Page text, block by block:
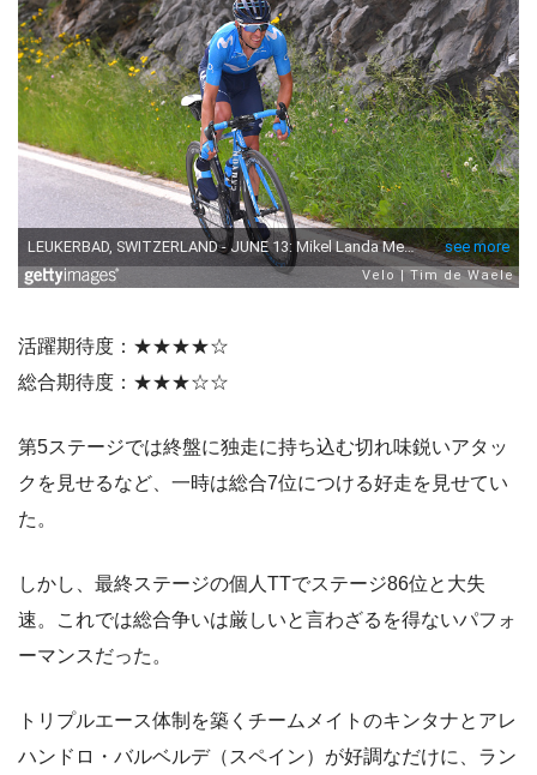
活躍期待度：★★★★☆
総合期待度：★★★☆☆
第5ステージでは終盤に独走に持ち込む切れ味鋭いアタッ
クを見せるなど、一時は総合7位につける好走を見せてい
た。
しかし、最終ステージの個人TTでステージ86位と大失
速。これでは総合争いは厳しいと言わざるを得ないパフォ
ーマンスだった。
トリプルエース体制を築くチームメイトのキンタナとアレ
ハンドロ・バルベルデ（スペイン）が好調なだけに、ラン